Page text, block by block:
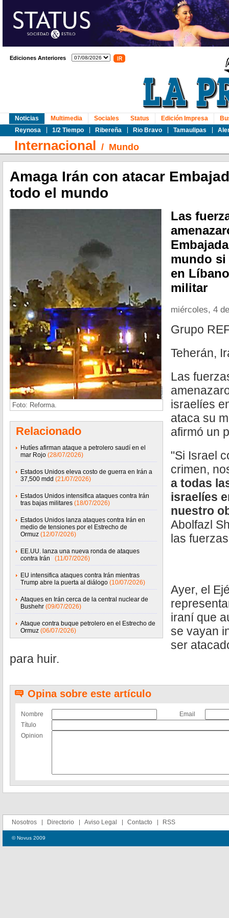
Ediciones Anteriores
Noticias
Reynosa
1/2 Tiempo Ribereña Rio Bravo Tamaulipas
Multimedia Sociales Status Edición Impresa
Internacional / Mundo
Amaga Irán con atacar
todo el mundo
Foto: Reforma.
Relacionado
Hutíes afirman ataque a petrolero saudí en el
mar Rojo (28/07/2026)
Estados Unidos eleva costo de guerra en Irán a
37,500 mdd (21/07/2026)
Estados Unidos intensifica ataques contra Irán
tras bajas militares (18/07/2026)
Estados Unidos lanza ataques contra Irán en
medio de tensiones por el Estrecho de
Ormuz (12/07/2026)
EE.UU. lanza una nueva ronda de ataques
contra Irán
(11/07/2026)
EU intensifica ataques contra Irán mientras
Trump abre la puerta al diálogo (10/07/2026)
Ataques en Irán cerca de la central nuclear de
Bushehr (09/07/2026)
Ataque contra buque petrolero en el Estrecho de
Ormuz (06/07/2026)
Las
mundo si
en
militar
miércoles, 4
Grupo
Teherán,
Las
israelíes
ataca su
afirmó un
"Si Israel
crimen,
a todas
israelíes
nuestro
Abolfazl
las
Ayer, el
iraní que
se vayan
ser
para huir.
Opina sobre este artículo
Nombre
Email
Título
Opinion
Nosotros Directorio Aviso Legal Contacto RSS
© Novus 2009